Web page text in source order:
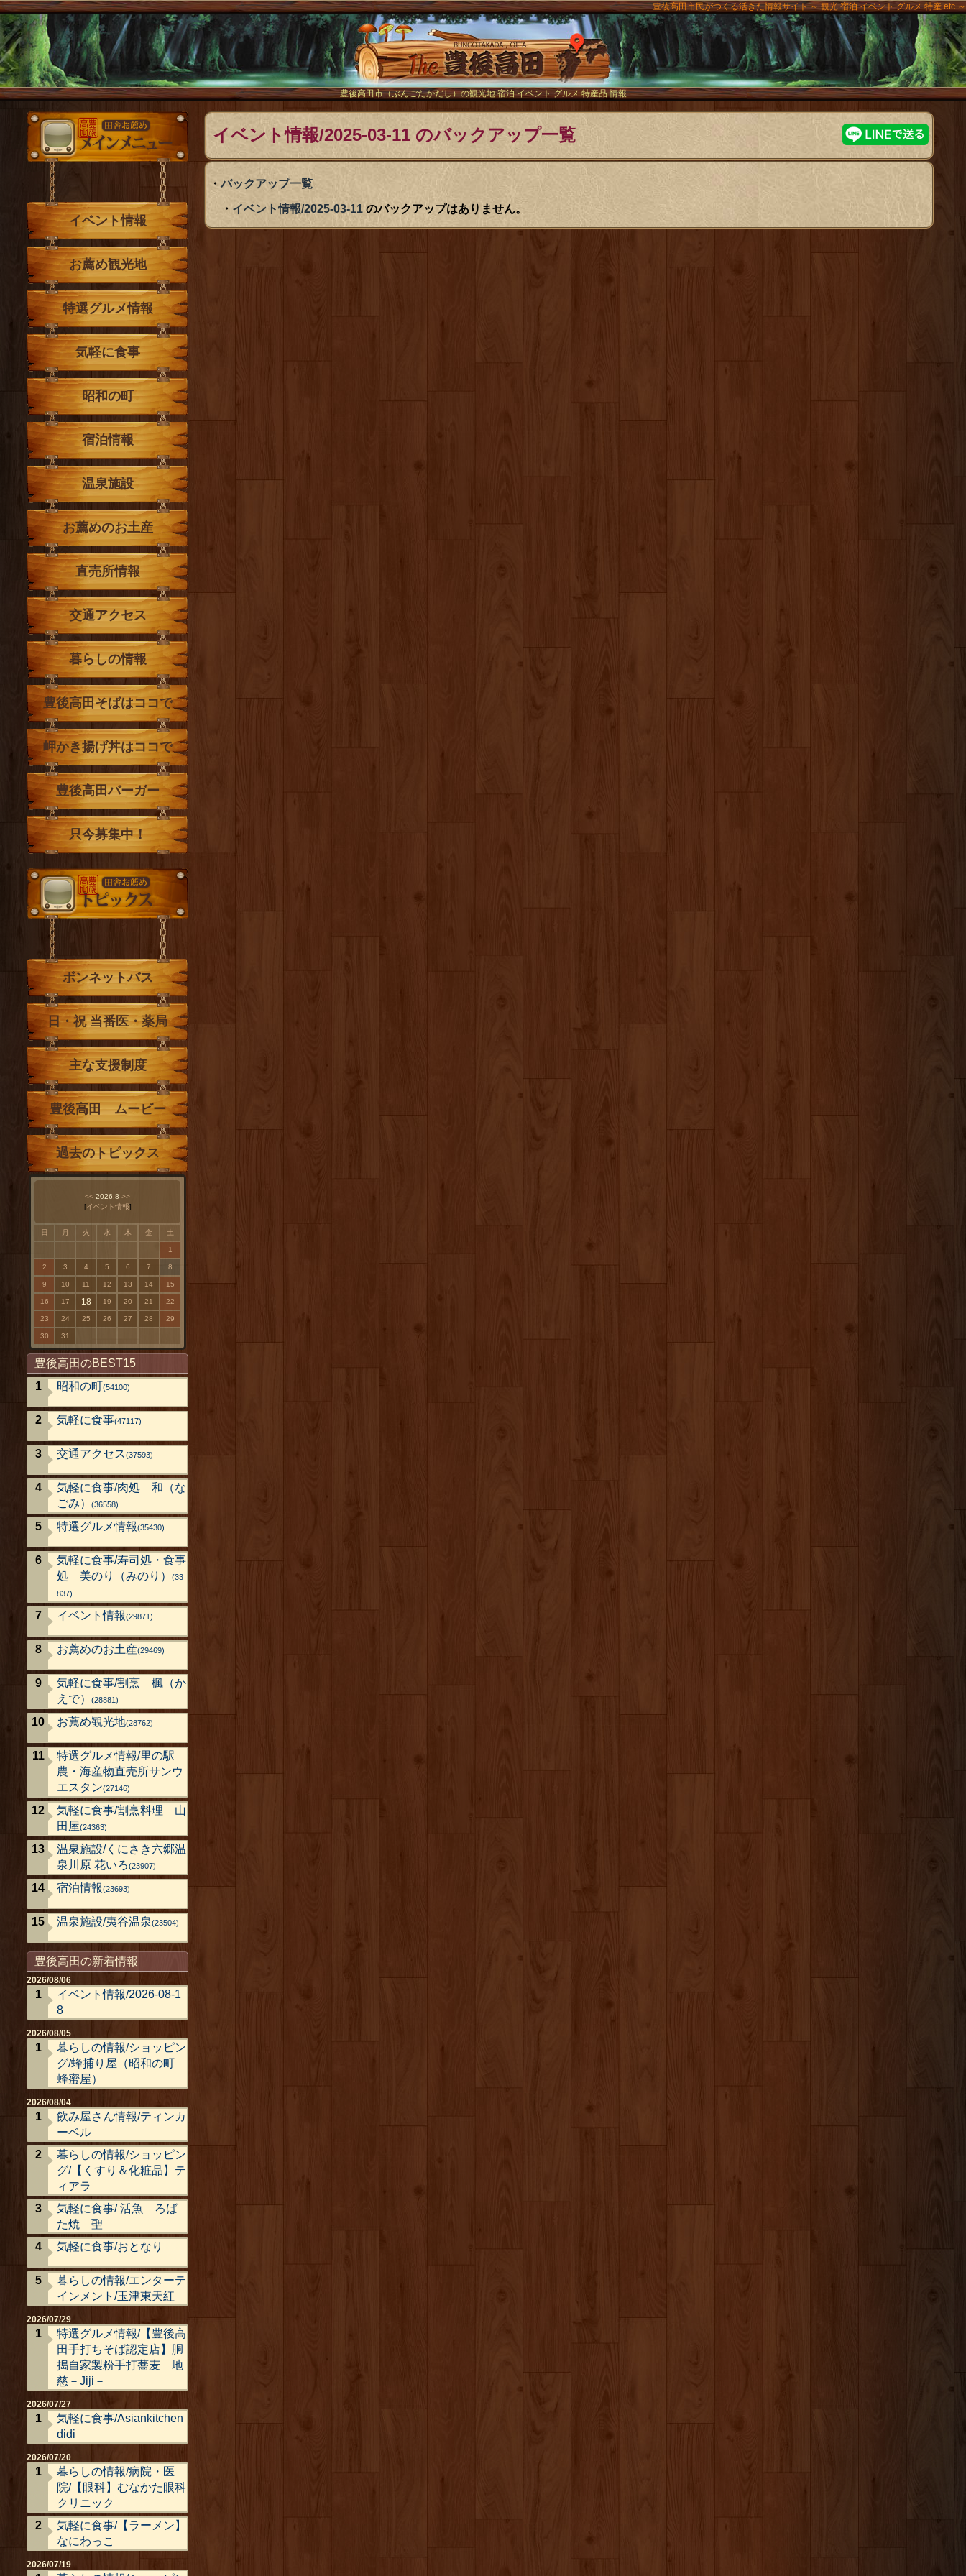
豊後高田市民がつくる活きた情報サイト ～ 観光 宿泊 イベント グルメ 特産 etc ～
The豊後高田
豊後高田市（ぶんごたかだし）の観光地 宿泊 イベント グルメ 特産品 情報
イベント情報/2025-03-11 のバックアップ一覧
バックアップ一覧
イベント情報/2025-03-11 のバックアップはありません。
メインメニュー
イベント情報
お薦め観光地
特選グルメ情報
気軽に食事
昭和の町
宿泊情報
温泉施設
お薦めのお土産
直売所情報
交通アクセス
暮らしの情報
豊後高田そばはココで
岬かき揚げ丼はココで
豊後高田バーガー
只今募集中！
ボンネットバス
日・祝 当番医・薬局
主な支援制度
豊後高田 ムービー
過去のトピックス
<< 2026.8 >>
[イベント情報]
日 月 火 水 木 金 土
1
2 3 4 5 6 7 8
9 10 11 12 13 14 15
16 17 18 19 20 21 22
23 24 25 26 27 28 29
30 31
豊後高田のBEST15
昭和の町(54100)
気軽に食事(47117)
交通アクセス(37593)
気軽に食事/肉処 和（な
ごみ）
(36558)
特選グルメ情報(35430)
気軽に食事/寿司処・食事
処 美のり（みのり）
(33
837)
イベント情報(29871)
お薦めのお土産(29469)
気軽に食事/割烹 楓（か
えで）
(28881)
お薦め観光地(28762)
特選グルメ情報/里の駅
農・海産物直売所サンウ
エスタン(27146)
気軽に食事/割烹料理 山
田屋(24363)
温泉施設/くにさき六郷温
泉川原 花いろ(23907)
宿泊情報(23693)
温泉施設/夷谷温泉(23504)
豊後高田の新着情報
2026/08/06
イベント情報/2026-08-1
8
2026/08/05
暮らしの情報/ショッピン
グ/蜂捕り屋（昭和の町
蜂蜜屋）
2026/08/04
飲み屋さん情報/ティンカ
ーベル
暮らしの情報/ショッピン
グ/【くすり＆化粧品】テ
ィアラ
気軽に食事/ 活魚 ろば
た焼 聖
気軽に食事/おとなり
暮らしの情報/エンターテ
インメント/玉津東天紅
2026/07/29
特選グルメ情報/【豊後高
田手打ちそば認定店】胴
搗自家製粉手打蕎麦 地
慈－Jiji－
2026/07/27
気軽に食事/Asiankitchen
didi
2026/07/20
暮らしの情報/病院・医
院/【眼科】むなかた眼科
クリニック
気軽に食事/【ラーメン】
なにわっこ
2026/07/19